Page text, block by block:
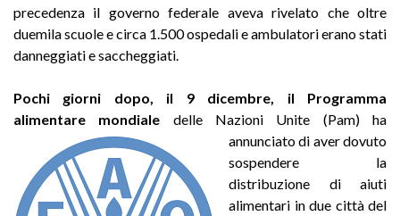
precedenza il governo federale aveva rivelato che oltre
duemila scuole e circa 1.500 ospedali e ambulatori erano stati
danneggiati e saccheggiati.
Pochi giorni dopo, il 9 dicembre, il Programma
alimentare mondiale delle Nazioni Unite (Pam) ha
annunciato di aver dovuto
sospendere la
distribuzione di aiuti
alimentari in due città del